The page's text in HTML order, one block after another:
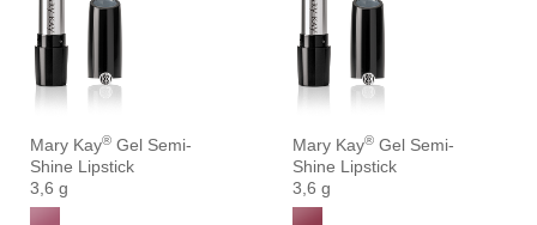
Mary Kay® Gel Semi-
Shine Lipstick
3,6 g
Mary Kay® Gel Semi-
Shine Lipstick
3,6 g